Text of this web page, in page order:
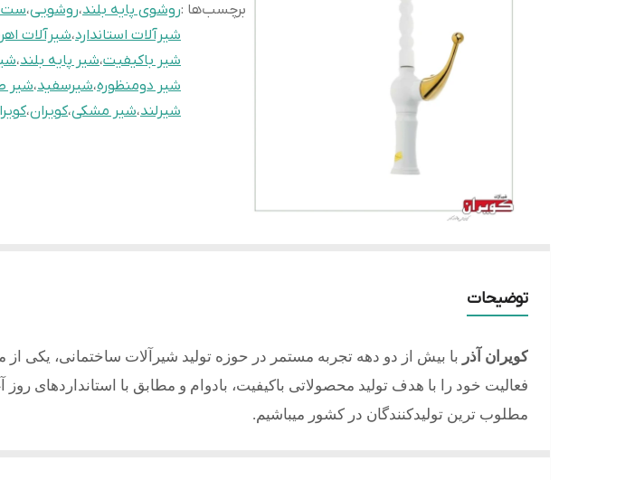
برچسب‌ها :روشوی پایه بلند،روشویی،ست
شیرآلات استاندارد،شیرآلات
شیر باکیفیت،شیر پایه بلند،
شیر دومنظوره،شیرسفید،شیر
شیرلند،شیر مشکی،کویران،
توضیحات
کویران آذر با بیش از دو دهه تجربه مستمر در حوزه تولید شیرآلات ساختمانی،
فعالیت خود را با هدف تولید محصولاتی باکیفیت، بادوام و مطابق با استانداردهای
مطلوب ترین تولیدکنندگان در کشور میباشیم.